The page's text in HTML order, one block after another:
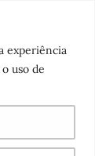
experiência
uso de